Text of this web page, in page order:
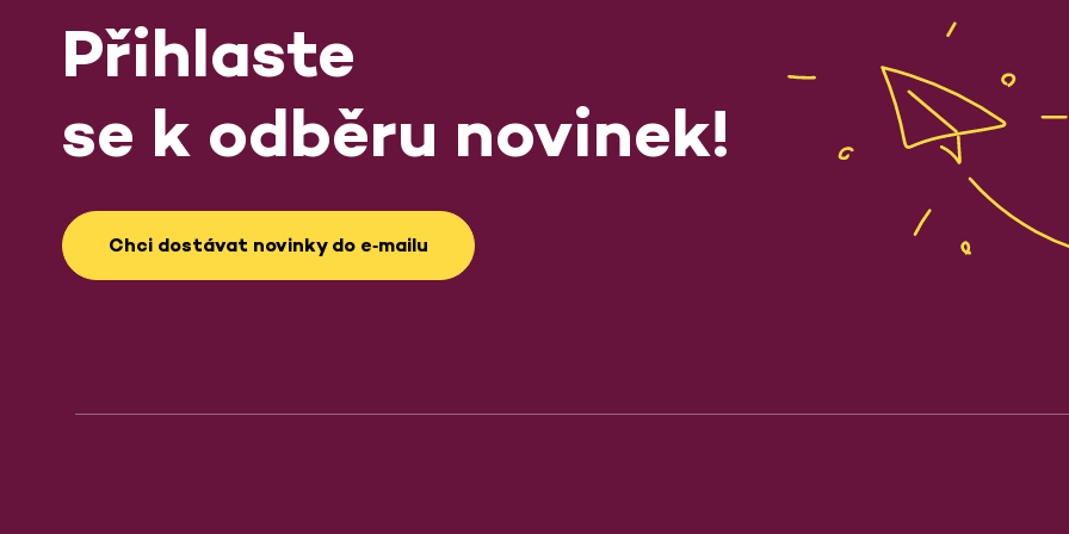
Přihlaste
se k odběru novinek!
Chci dostávat novinky do e‑mailu